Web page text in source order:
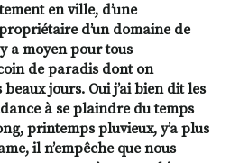
S'ABONNER
À LA NEWSLETTER
INSTAGRAM
LINKEDINYOUTUBE
en ville, d’une
d’un domaine de
a moyen pour tous
de paradis dont on
jours. Oui j’ai bien dit les
à se plaindre du temps
printemps pluvieux, y’a plus
il n’empêche que nous